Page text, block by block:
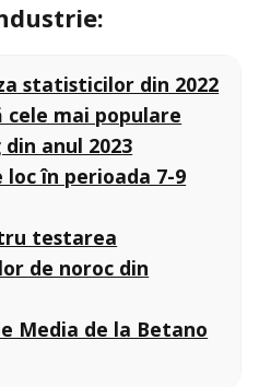
statisticilor din 2022
cele mai populare
anul 2023
loc în perioada 7-9
testarea
de noroc din
Media de la Betano